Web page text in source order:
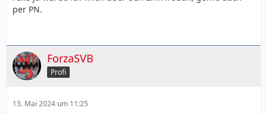
per PN.
ForzaSVB
Profi
13. Mai 2024 um 11:25